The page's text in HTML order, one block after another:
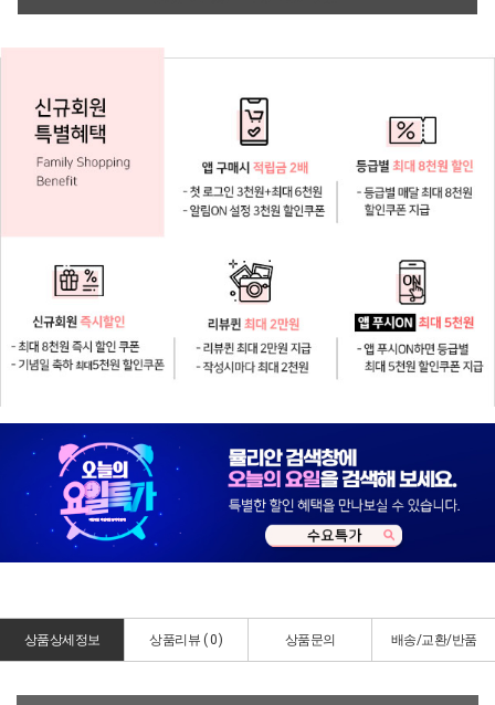
상품상세정보 상품리뷰 ( 0) 상품문의 배송/교환/반품